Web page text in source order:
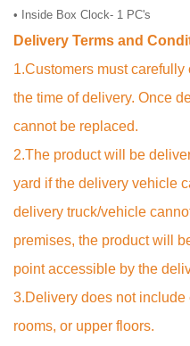
• Inside Box Clock- 1 PC's
Delivery Terms and
1.Customers must
the time of delivery. Once
cannot be replaced.
2.The product will be
yard if the delivery vehicle
delivery truck/vehicle
premises, the product will
point accessible by the
3.Delivery does not include
rooms, or upper floors.